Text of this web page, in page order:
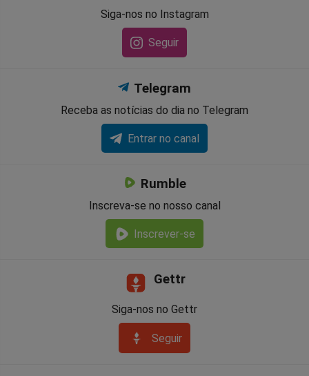
Siga-nos no Instagram
Seguir
Telegram
Receba as notícias do dia no Telegram
Entrar no canal
Rumble
Inscreva-se no nosso canal
Inscrever-se
Gettr
Siga-nos no Gettr
Seguir